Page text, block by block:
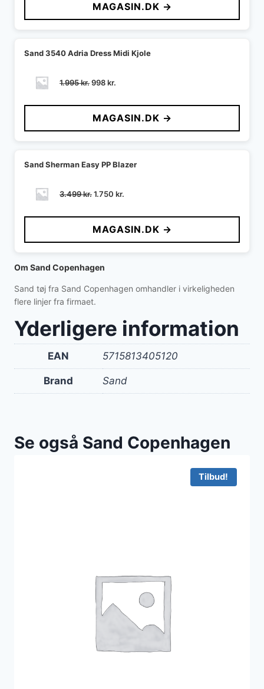
MAGASIN.DK →
Sand 3540 Adria Dress Midi Kjole
1.995kr.Den
pris
var:
1.995 kr..
998kr.
pris
er:
998 kr..
MAGASIN.DK →
Sand Sherman Easy PP Blazer
3.499kr.Den
pris
var:
3.499 kr..
1.750 kr.
pris
er:
1.750 kr..
MAGASIN.DK →
Om Sand Copenhagen
Sand tøj fra Sand Copenhagen omhandler i virkeligheden
flere linjer fra firmaet.
Yderligere information
EAN 5715813405120
Brand Sand
Se også Sand Copenhagen
Tilbud!